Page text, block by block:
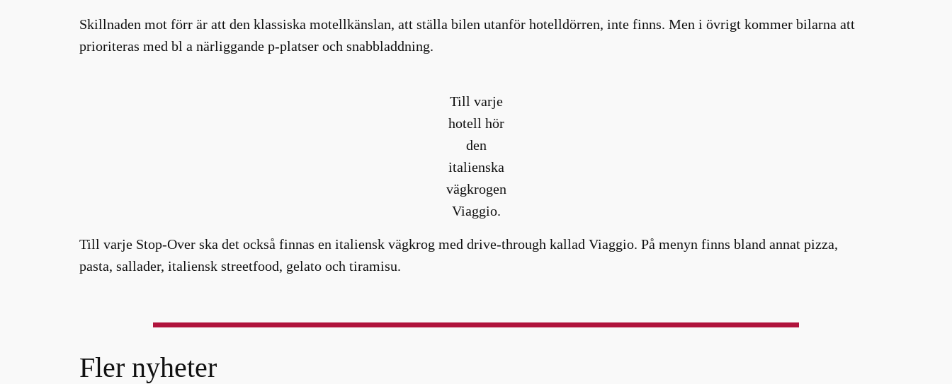
Skillnaden mot förr är att den klassiska motellkänslan, att ställa bilen utanför hotelldörren, inte finns. Men i övrigt kommer bilarna att
prioriteras med bl a närliggande p-platser och snabbladdning.
Till varje
hotell hör
den
italienska
vägkrogen
Viaggio.
Till varje Stop-Over ska det också finnas en italiensk vägkrog med drive-through kallad Viaggio. På menyn finns bland annat pizza,
pasta, sallader, italiensk streetfood, gelato och tiramisu.
Fler nyheter